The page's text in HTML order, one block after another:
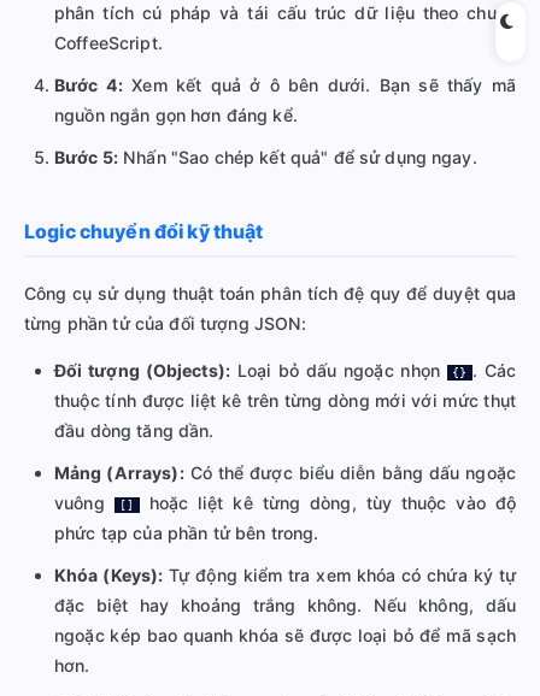
phân tích cú pháp và tái cấu trúc dữ liệu theo chuẩn
CoffeeScript.
Bước 4: Xem kết quả ở ô bên dưới. Bạn sẽ thấy mã
nguồn ngắn gọn hơn đáng kể.
Bước 5: Nhấn "Sao chép kết quả" để sử dụng ngay.
Logic chuyển đổi kỹ thuật
Công cụ sử dụng thuật toán phân tích đệ quy để duyệt qua
từng phần tử của đối tượng JSON:
Đối tượng (Objects):Loại bỏ dấu ngoặc nhọn {} . Các
thuộc tính được liệt kê trên từng dòng mới với mức thụt
đầu dòng tăng dần.
Mảng (Arrays):Có thể được biểu diễn bằng dấu ngoặc
vuông
[]
hoặc liệt kê từng dòng, tùy thuộc vào độ
phức tạp của phần tử bên trong.
Khóa (Keys): Tự động kiểm tra xem khóa có chứa ký tự
đặc biệt hay khoảng trắng không. Nếu không, dấu
ngoặc kép bao quanh khóa sẽ được loại bỏ để mã sạch
hơn.